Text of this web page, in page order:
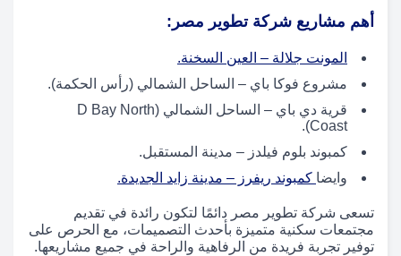
أهم مشاريع شركة تطوير مصر:
المونت جلالة – العين السخنة.
مشروع فوكا باي – الساحل الشمالي (رأس الحكمة).
قرية دي باي – الساحل الشمالي (D Bay North
Coast).
كمبوند بلوم فيلدز – مدينة المستقبل.
وايضا كمبوند ريفرز – مدينة زايد الجديدة.
تسعى شركة تطوير مصر دائمًا لتكون رائدة في تقديم
مجتمعات سكنية متميزة بأحدث التصميمات، مع الحرص على
توفير تجربة فريدة من الرفاهية والراحة في جميع مشاريعها.